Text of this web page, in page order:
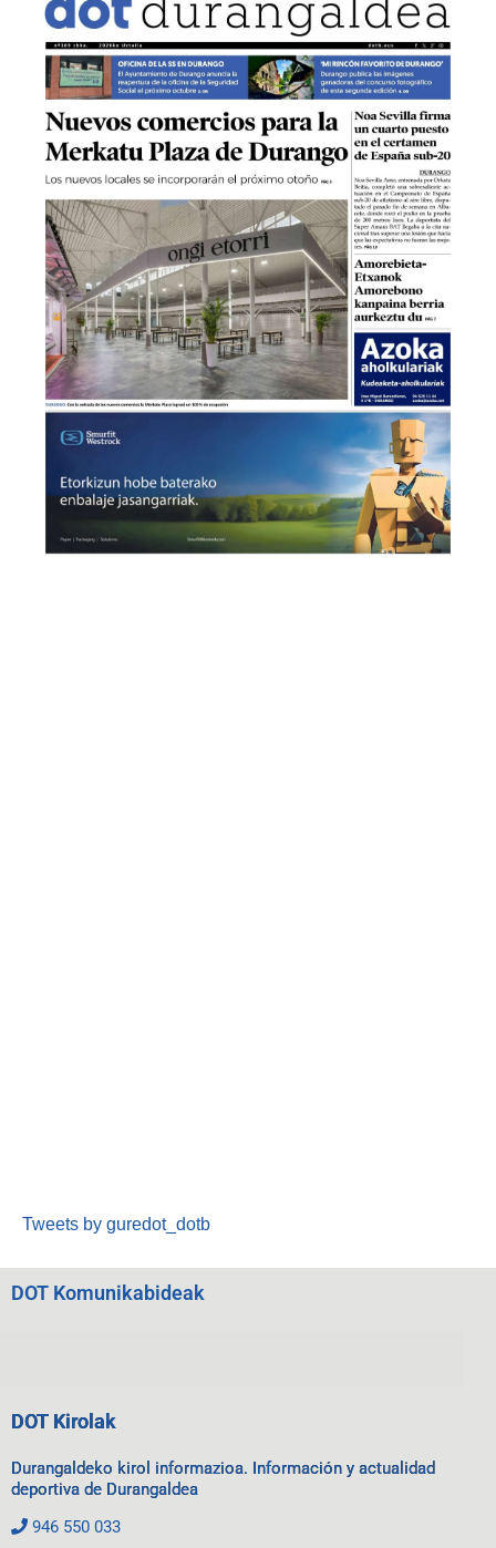
Tweets by guredot_dotb
DOT Komunikabideak
DOT Kirolak
Durangaldeko kirol informazioa. Información y actualidad
deportiva de Durangaldea
946 550 033